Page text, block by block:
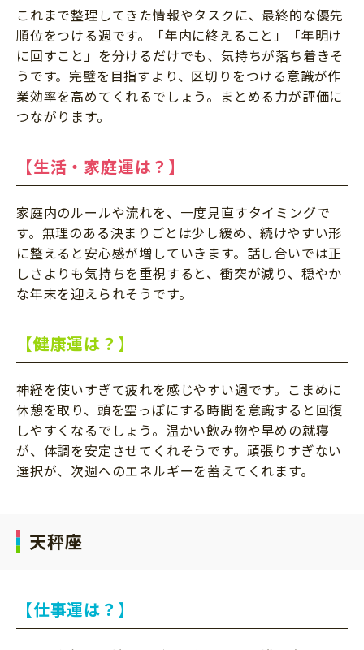
これまで整理してきた情報やタスクに、最終的な優先
順位をつける週です。「年内に終えること」「年明け
に回すこと」を分けるだけでも、気持ちが落ち着きそ
うです。完璧を目指すより、区切りをつける意識が作
業効率を高めてくれるでしょう。まとめる力が評価に
つながります。
【生活・家庭運は？】
家庭内のルールや流れを、一度見直すタイミングで
す。無理のある決まりごとは少し緩め、続けやすい形
に整えると安心感が増していきます。話し合いでは正
しさよりも気持ちを重視すると、衝突が減り、穏やか
な年末を迎えられそうです。
【健康運は？】
神経を使いすぎて疲れを感じやすい週です。こまめに
休憩を取り、頭を空っぽにする時間を意識すると回復
しやすくなるでしょう。温かい飲み物や早めの就寝
が、体調を安定させてくれそうです。頑張りすぎない
選択が、次週へのエネルギーを蓄えてくれます。
天秤座
【仕事運は？】